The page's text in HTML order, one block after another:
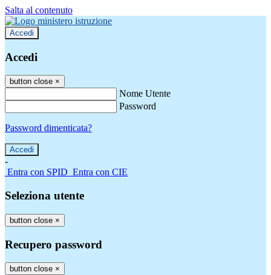
Salta al contenuto
Accedi
Accedi
button close ×
Nome Utente
Password
Password dimenticata?
-
Entra con SPID Entra con CIE
Seleziona utente
button close ×
Recupero password
button close ×